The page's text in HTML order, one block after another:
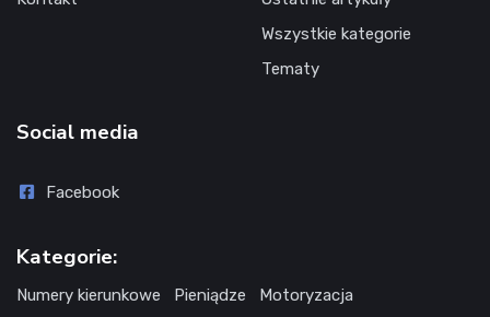
Wszystkie kategorie
Tematy
Social media
Facebook
Kategorie:
Numery kierunkowe Pieniądze Motoryzacja